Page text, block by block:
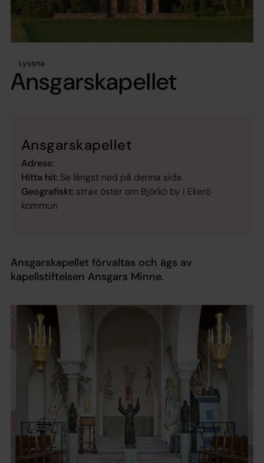
Lyssna
Ansgarskapellet
Ansgarskapellet
Adress:
Hitta hit: Se längst ned på denna sida.
Geografiskt: strax öster om Björkö by i Ekerö
kommun
Ansgarskapellet förvaltas och ägs av
kapellstiftelsen Ansgars Minne.